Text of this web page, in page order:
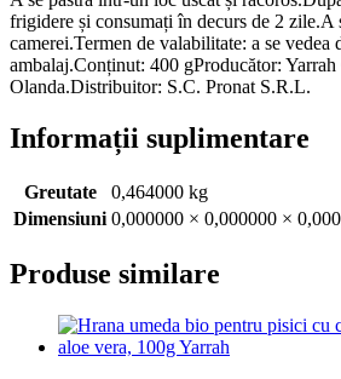
frigidere și consumați în decurs de 2 zile.A
camerei.Termen de valabilitate: a se vedea
ambalaj.Conținut: 400 gProducător:
Olanda.Distribuitor: S.C. Pronat S.R.L.
Informații suplimentare
Greutate
0,464000 kg
Dimensiuni 0,000000 × 0,000000 ×
Produse similare